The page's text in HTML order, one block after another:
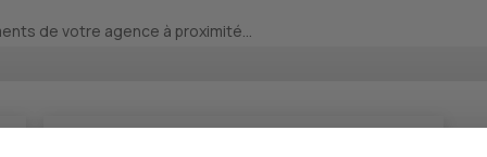
de votre agence à proximité...